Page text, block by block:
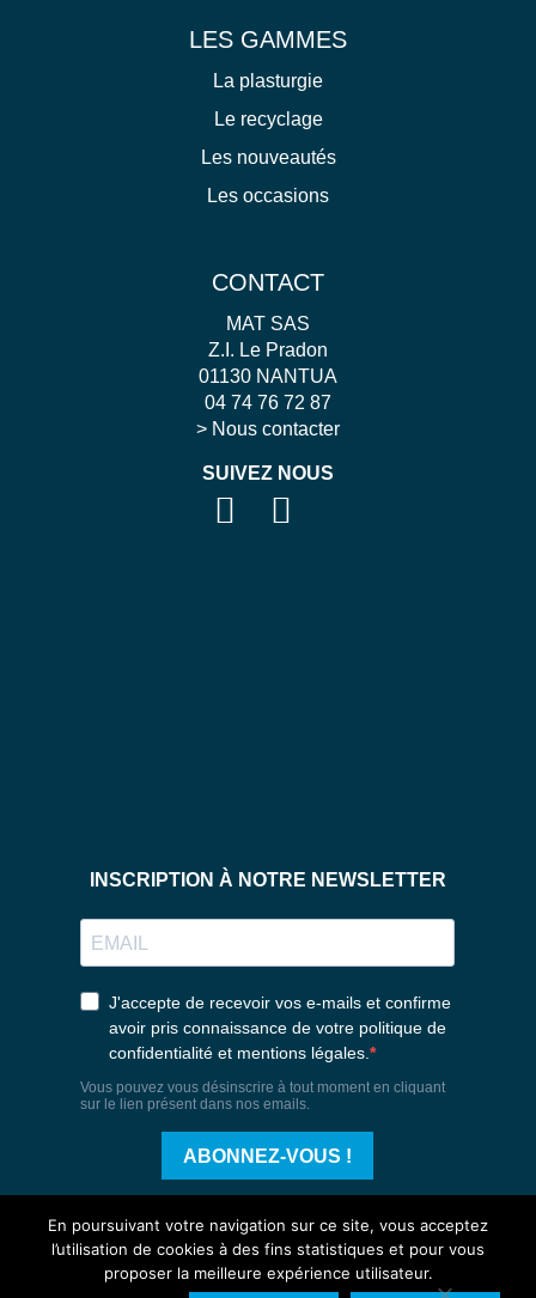
LES GAMMES
La plasturgie
Le recyclage
Les nouveautés
Les occasions
CONTACT
MAT SAS
Z.I. Le Pradon
01130 NANTUA
04 74 76 72 87
> Nous contacter
SUIVEZ NOUS
En poursuivant votre navigation sur ce site, vous acceptez
l’utilisation de cookies à des fins statistiques et pour vous
proposer la meilleure expérience utilisateur.